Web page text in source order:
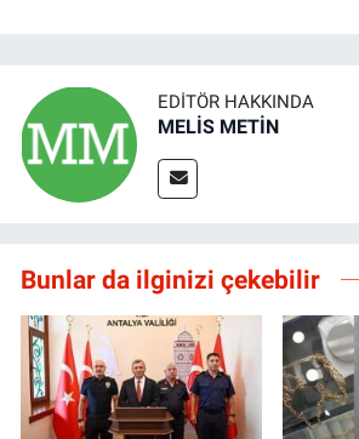
EDITÖR HAKKINDA
MELİS METİN
Bunlar da ilginizi çekebilir